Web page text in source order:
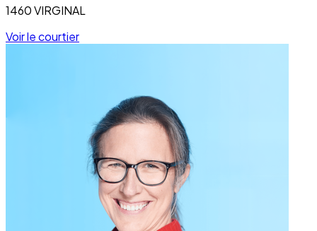
1460 VIRGINAL
Voir le courtier